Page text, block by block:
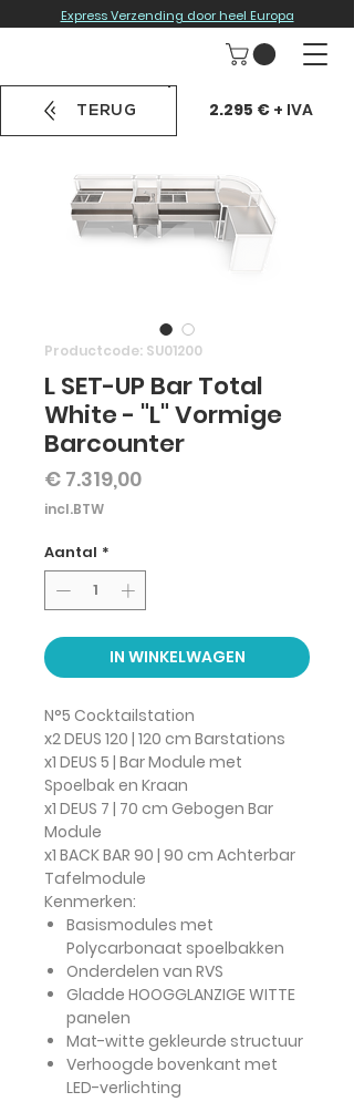
Express Verzending door heel Europa
Productcode: SU01200
L SET-UP Bar Total
White - "L" Vormige
Barcounter
€ 7.319,00Prijs
incl.BTW
Aantal *
IN WINKELWAGEN
N°5 Cocktailstation
x2 DEUS 120 | 120 cm Barstations
x1 DEUS 5 | Bar Module met
Spoelbak en Kraan
x1 DEUS 7 | 70 cm Gebogen Bar
Module
x1 BACK BAR 90 | 90 cm Achterbar
Tafelmodule
Kenmerken:
Basismodules met
Polycarbonaat spoelbakken
Onderdelen van RVS
Gladde HOOGGLANZIGE WITTE
panelen
Mat-witte gekleurde structuur
Verhoogde bovenkant met
LED-verlichting
TERUG 2.295 €+ IVA